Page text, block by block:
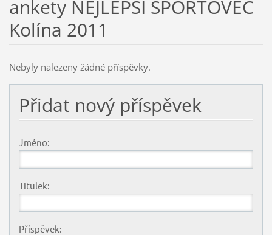
ankety NEJLEPŠÍ SPORTOVEC
Kolína 2011
Nebyly nalezeny žádné příspěvky.
Přidat nový příspěvek
Jméno:
Titulek:
Příspěvek: